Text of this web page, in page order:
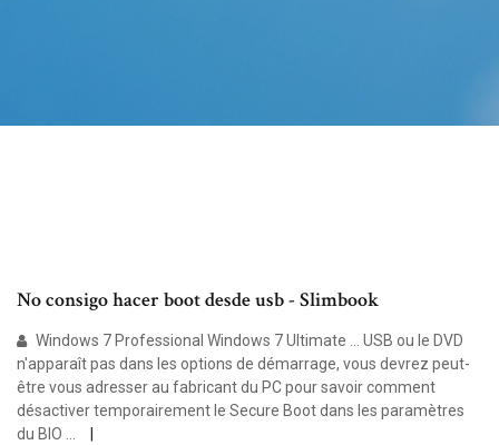
No consigo hacer boot desde usb - Slimbook
Windows 7 Professional Windows 7 Ultimate ... USB ou le DVD
n'apparaît pas dans les options de démarrage, vous devrez peut-
être vous adresser au fabricant du PC pour savoir comment
désactiver temporairement le Secure Boot dans les paramètres
du BIO ...